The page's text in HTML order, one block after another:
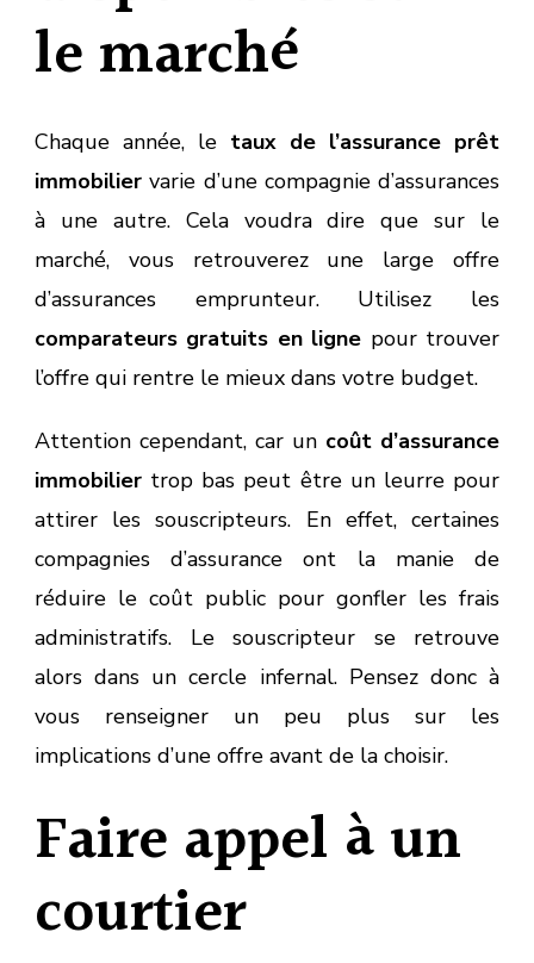
le marché
Chaque année, le taux de l’assurance prêt
immobilier varie d’une compagnie d’assurances
à une autre. Cela voudra dire que sur le
marché, vous retrouverez une large offre
d’assurances emprunteur. Utilisez les
comparateurs gratuits en ligne pour trouver
l’offre qui rentre le mieux dans votre budget.
Attention cependant, car un coût d’assurance
immobilier trop bas peut être un leurre pour
attirer les souscripteurs. En effet, certaines
compagnies d’assurance ont la manie de
réduire le coût public pour gonfler les frais
administratifs. Le souscripteur se retrouve
alors dans un cercle infernal. Pensez donc à
vous renseigner un peu plus sur les
implications d’une offre avant de la choisir.
Faire appel à un
courtier